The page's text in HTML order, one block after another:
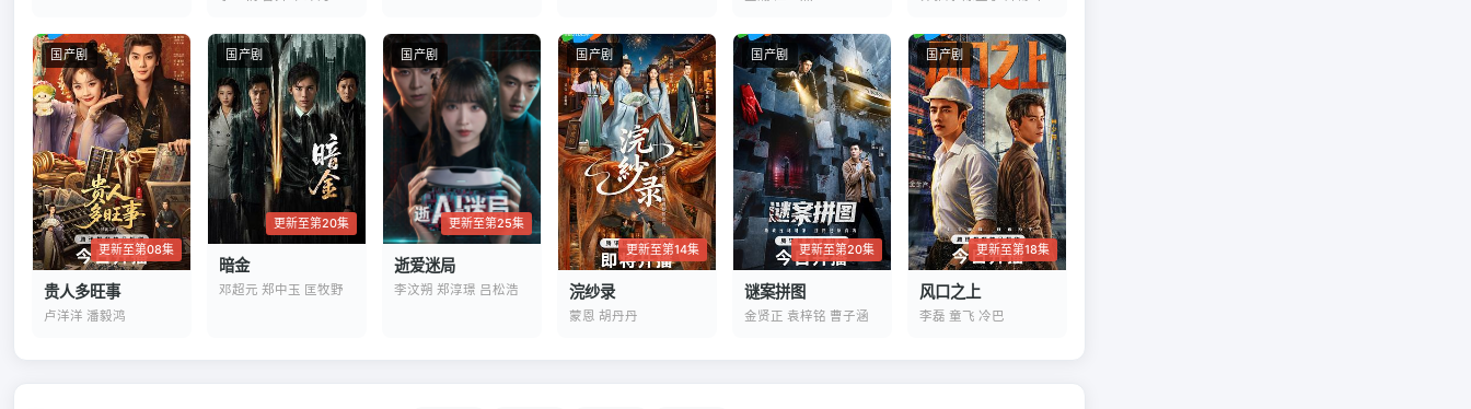
国产剧
更新至第08集
贵人多旺事
卢洋洋 潘毅鸿
国产剧
更新至第20集
暗金
邓超元 郑中玉 匡牧野
国产剧
更新至第25集
逝爱迷局
李汶朔 郑淳璟 吕松浩
国产剧
更新至第14集
浣纱录
蒙恩 胡丹丹
国产剧
更新至第20集
谜案拼图
金贤正 袁梓铭 曹子涵
国产剧
更新至第18集
风口之上
李磊 童飞 冷巴